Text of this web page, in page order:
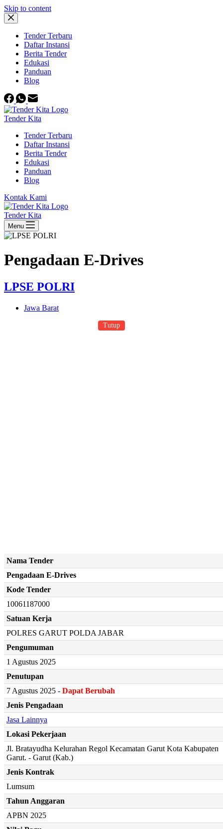
Skip to content
Tender Terbaru
Daftar Instansi
Berita Tender
Edukasi
Panduan
Blog
Tender Kita
Tender Terbaru
Daftar Instansi
Berita Tender
Edukasi
Panduan
Blog
Kontak Kami
Tender Kita
Menu
Pengadaan E-Drives
LPSE POLRI
Jawa Barat
Tutup
Nama Tender
Pengadaan E-Drives
Kode Tender
10061187000
Satuan Kerja
POLRES GARUT POLDA JABAR
Pengumuman
1 Agustus 2025
Penutupan
7 Agustus 2025 - Dapat Berubah
Jenis Pengadaan
Jasa Lainnya
Lokasi Pekerjaan
Jl. Bratayudha Kelurahan Regol Kecamatan Garut Kota Kabupaten
Garut. - Garut (Kab.)
Jenis Kontrak
Lumsum
Tahun Anggaran
APBN 2025